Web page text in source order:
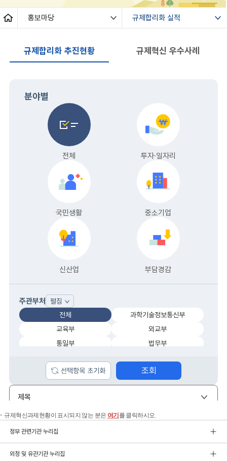
규제혁신과제현황이 표시되지 않는 분은 여기 를 클릭하시오.
정부 관련기관 누리집
외청 및 유관기관 누리집